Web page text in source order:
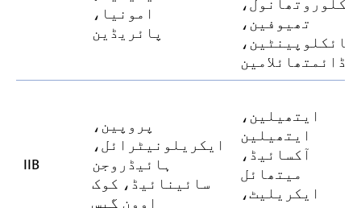
امونیا،
پائریڈین تھیوفین،
سائکلوپینٹین،
ڈائمتھائلامین
IIB
پروپین،
ایکریلونیٹرائل،
ہائیڈروجن
سائینائیڈ، کوک
ایتھیلین،
ایتھیلین
آکسائیڈ،
میتھائل
ایکریلیٹ،